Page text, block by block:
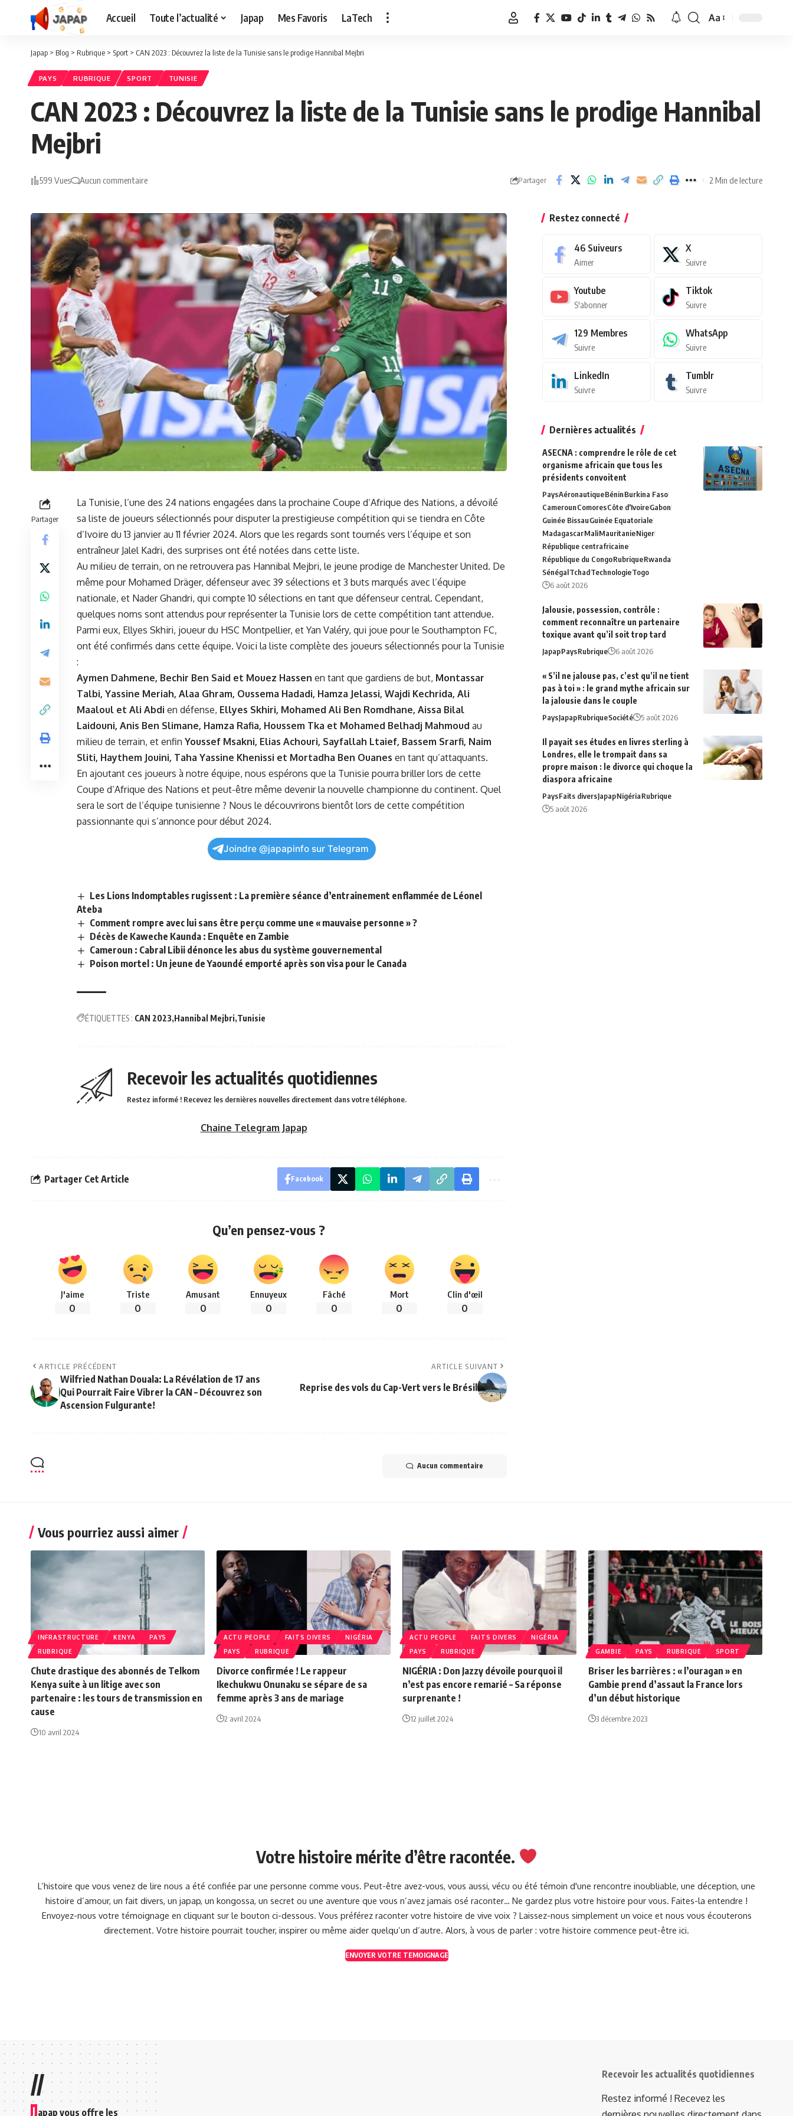
Accueil Toute l’actualité Japap Mes Favoris LaTech
Redimensionner
Aa
Japap > Blog > Rubrique > Sport > CAN 2023 : Découvrez la liste de la Tunisie sans le prodige Hannibal Mejbri
PAYS RUBRIQUE SPORT TUNISIE
CAN 2023 : Découvrez la liste de la Tunisie sans le prodige Hannibal
Mejbri
599 Vues Aucun commentaire Partager 2 Min de lecture
Partager
La Tunisie, l’une des 24 nations engagées dans la prochaine Coupe d’Afrique des Nations, a dévoilé‌
sa liste de joueurs sélectionnés pour disputer la prestigieuse compétition qui se tiendra en Côte‌
d’Ivoire du ​13‌ janvier au 11 février 2024. Alors que les regards sont tournés vers l’équipe et son
entraîneur Jalel Kadri, des surprises ont été notées dans cette liste.
Au milieu ‍de terrain, on ne retrouvera pas Hannibal Mejbri, le jeune prodige de Manchester United. De
même pour Mohamed Dräger, défenseur avec 39 sélections et 3​ buts marqués avec l’équipe
nationale, et Nader Ghandri, qui compte 10 sélections‌ en tant que défenseur central. Cependant,
quelques noms sont attendus pour représenter​ la Tunisie lors de cette compétition tant attendue.
Parmi eux, Ellyes Skhiri, joueurdu HSC Montpellier, et Yan Valéry, qui joue pour‍ le Southampton FC,
ont ‌été ​confirmés dans cette⁢ équipe. Voici‍ la liste complète des joueurs sélectionnés pour la Tunisie
:
Aymen Dahmene, Bechir Ben Said et Mouez Hassen en tant que gardiens de but, Montassar
Talbi, Yassine Meriah, Alaa Ghram,⁢ Oussema Hadadi, Hamza Jelassi, Wajdi Kechrida, Ali
Maaloul et Ali Abdi en défense, Ellyes Skhiri, Mohamed Ali‍ Ben Romdhane, Aissa Bilal
Laidouni, Anis Ben Slimane, Hamza Rafia, Houssem Tka et Mohamed Belhadj ⁣Mahmoud au
milieu de terrain, et enfin Youssef Msakni, Elias Achouri, Sayfallah Ltaief, Bassem Srarfi,​ Naim
Sliti, Haythem Jouini, Taha Yassine Khenissi et Mortadha Ben Ouanes en tant qu’attaquants.
En ajoutant ces joueurs à notre équipe, nous ⁣espérons que la ‌Tunisie pourra briller lors de cette
Coupe d’Afrique des Nations et peut-être même devenir la nouvelle championne du continent. Quel
sera‌ le sort de l’équipe tunisienne ? Nous ​le découvrirons bientôt lors de cette compétition
passionnante qui s’annonce ⁢pour début 2024.
Joindre @japapinfo sur Telegram
Les Lions Indomptables rugissent : La première séance d’entrainement enflammée de Léonel
Ateba
Comment rompre avec lui sans être perçu comme une « mauvaise personne » ?
Décès de Kaweche Kaunda : Enquête en Zambie
Cameroun : Cabral Libii dénonce les abus du système gouvernemental
Poison mortel : Un jeune de Yaoundé emporté après son visa pour le Canada
ÉTIQUETTES : CAN 2023 Hannibal Mejbri Tunisie
Recevoir les actualités quotidiennes
Restez informé ! Recevez les dernières nouvelles directement dans votre téléphone.
Chaine Telegram Japap
Partager Cet Article Facebook
Qu’en pensez-vous ?
J'aime
0
Triste
0
Amusant
0
Ennuyeux
0
Fâché
0
Mort
0
Clin d'œil
0
ARTICLE PRÉCÉDENT
Wilfried Nathan Douala: La Révélation de 17 ans
Qui Pourrait Faire Vibrer la CAN – Découvrez son
Ascension Fulgurante!
ARTICLE SUIVANT
Reprise des vols du Cap-Vert vers le Brésil
Aucun commentaire
Restez connecté
46 Suiveurs
Aimer
X
Suivre
Youtube
S'abonner
Tiktok
Suivre
129 Membres
Suivre
WhatsApp
Suivre
LinkedIn
Suivre
Tumblr
Suivre
Dernières actualités
ASECNA : comprendre le rôle de cet
organisme africain que tous les
présidents convoitent
PaysAéronautiqueBéninBurkina Faso
CamerounComoresCôte d'IvoireGabon
Guinée BissauGuinée Equatoriale
MadagascarMaliMauritanieNiger
République centrafricaine
République du CongoRubriqueRwanda
SénégalTchadTechnologieTogo
6 août 2026
Jalousie, possession, contrôle :
comment reconnaître un partenaire
toxique avant qu’il soit trop tard
JapapPaysRubrique 6 août 2026
« S’il ne jalouse pas, c’est qu’il ne tient
pas à toi » : le grand mythe africain sur
la jalousie dans le couple
PaysJapapRubriqueSociété 5 août 2026
Il payait ses études en livres sterling à
Londres, elle le trompait dans sa
propre maison : le divorce qui choque la
diaspora africaine
PaysFaits diversJapapNigériaRubrique
5 août 2026
Vous pourriez aussi aimer
INFRASTRUCTURE KENYA
PAYS
RUBRIQUE
Chute drastique des abonnés de Telkom
Kenya suite à un litige avec son
partenaire : les tours de transmission en
cause
10 avril 2024
ACTU PEOPLE FAITS DIVERS
NIGÉRIA
PAYS
RUBRIQUE
Divorce confirmée ! Le rappeur
Ikechukwu Onunaku se sépare de sa
femme après 3 ans de mariage
2 avril 2024
ACTU PEOPLE FAITS DIVERS
NIGÉRIA
PAYS
RUBRIQUE
NIGÉRIA : Don Jazzy dévoile pourquoi il
n’est pas encore remarié – Sa réponse
surprenante !
12 juillet 2024
GAMBIE PAYS RUBRIQUE SPORT
Briser les barrières : « l’ouragan » en
Gambie prend d’assaut la France lors
d’un début historique
3 décembre 2023
Votre histoire mérite d’être racontée.
L’histoire que vous venez de lire nous a été confiée par une personne comme vous. Peut-être avez-vous, vous aussi, vécu ou été témoin d'une rencontre inoubliable, une déception, une
histoire d’amour, un fait divers, un japap, un kongossa, un secret ou une aventure que vous n’avez jamais osé raconter… Ne gardez plus votre histoire pour vous. Faites-la entendre !
Envoyez-nous votre témoignage en cliquant sur le bouton ci-dessous. Vous préférez raconter votre histoire de vive voix ? Laissez-nous simplement un voice et nous vous écouterons
directement. Votre histoire pourrait toucher, inspirer ou même aider quelqu’un d’autre. Alors, à vous de parler : votre histoire commence peut-être ici.
ENVOYER VOTRE TEMOIGNAGE
//
J apap vous offre les
Recevoir les actualités quotidiennes
Restez informé ! Recevez les